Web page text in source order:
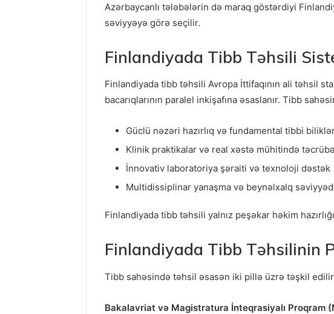
Azərbaycanlı tələbələrin də maraq göstərdiyi
səviyyəyə görə seçilir.
Finlandiyada Tibb Təhsili
Finlandiyada tibb təhsili Avropa İttifaqının ali təhsil
bacarıqlarının paralel inkişafına əsaslanır. Tibb
Güclü nəzəri hazırlıq və fundamental tibbi
Klinik praktikalar və real xəstə mühitində təcrübə
İnnovativ laboratoriya şəraiti və texnoloji dəstək
Multidissiplinar yanaşma və beynəlxalq
Finlandiyada tibb təhsili yalnız peşəkar həkim
Finlandiyada Tibb Təhsilinin
Tibb sahəsində təhsil əsasən iki pillə üzrə təşkil
Bakalavriat və Magistratura İnteqrasiyalı Proqram